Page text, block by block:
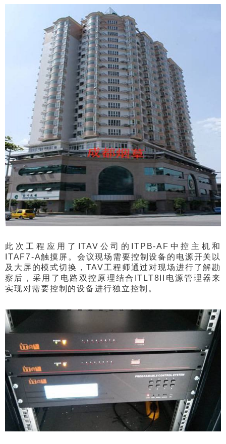
此次工程应用了ITAV公司的ITPB-AF中控主机和
ITAF7-A触摸屏。会议现场需要控制设备的电源开关以
及大屏的模式切换，TAV工程师通过对现场进行了解勘
察后，采用了电路双控原理结合ITLT8II电源管理器来
实现对需要控制的设备进行独立控制。